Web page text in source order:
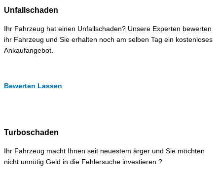
Unfallschaden
Ihr Fahrzeug hat einen Unfallschaden? Unsere Experten bewerten
ihr Fahrzeug und Sie erhalten noch am selben Tag ein kostenloses
Ankaufangebot.
Bewerten Lassen
Turboschaden
Ihr Fahrzeug macht Ihnen seit neuestem ärger und Sie möchten
nicht unnötig Geld in die Fehlersuche investieren ?